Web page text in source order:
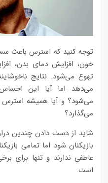
توجه کنید که استرس باعث
خون، افزایش دمای بدن،
تهوع می‌شود. نتایج
می‌دهد اما آیا این
می‌شود؟ و آیا همیشه استرس
می‌گذارد؟
شاید از دست دادن چندین
بازیکنان شود اما تمامی
عاطفی ندارند و تنها برای
است.